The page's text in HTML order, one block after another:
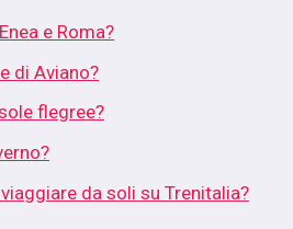
e Roma?
di Aviano?
flegree?
da soli su Trenitalia?